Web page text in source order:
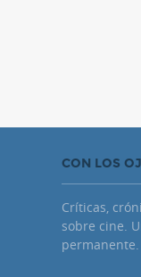
CON LOS
Críticas,
sobre cine.
permanente.